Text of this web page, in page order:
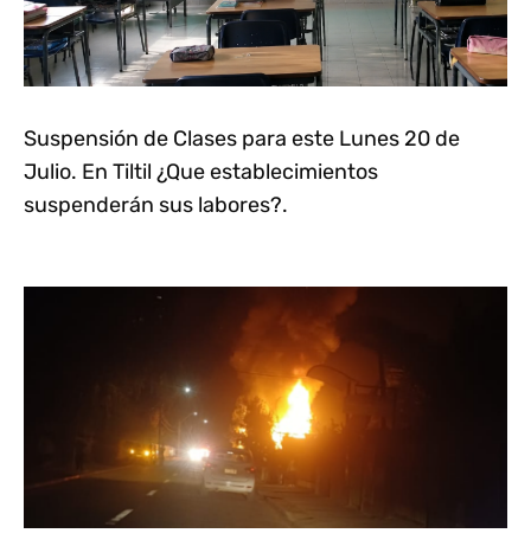
Suspensión de Clases para este Lunes 20 de
Julio. En Tiltil ¿Que establecimientos
suspenderán sus labores?.